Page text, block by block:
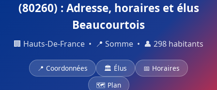
(80260) : Adresse, horaires et élus
Beaucourtois
🏢 Hauts-De-France • 📍 Somme • 👤 298 habitants
📍 Coordonnées 🏛 Élus
📅 Horaires
🗺 Plan